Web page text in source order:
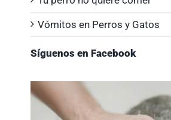
Vómitos en Perros y Gatos
Síguenos en Facebook